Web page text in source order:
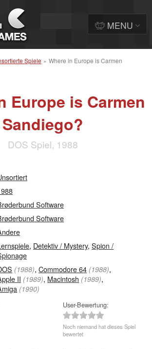
Spiele » Where in Europe is Carmen
Europe is Carmen
Sandiego?
DOS Spiel, 1988
Software
Software
, Detektiv / Mystery,Spion /
(1988),Commodore 64 (1988),
II (1989), Macintosh (1989),
(1990)
User-Bewertung:
Noch niemand hat dieses Spiel
bewertet
MENU